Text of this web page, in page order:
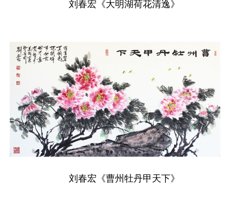
刘春宏《大明湖荷花清逸》
刘春宏《曹州牡丹甲天下》